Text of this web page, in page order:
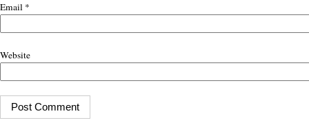
Email *
Website